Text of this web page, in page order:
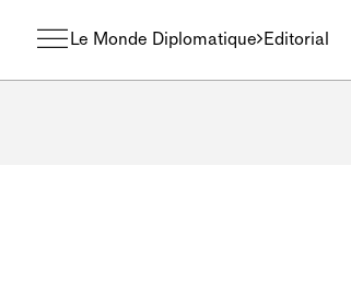
Le Monde Diplomatique Editorial